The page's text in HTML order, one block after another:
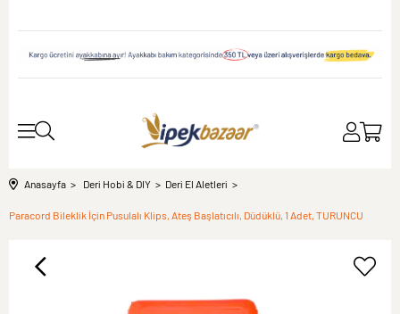
Anasayfa Deri Hobi & DIY Deri El Aletleri
Paracord Bileklik İçin Pusulalı Klips, Ateş Başlatıcılı, Düdüklü, 1 Adet, TURUNCU